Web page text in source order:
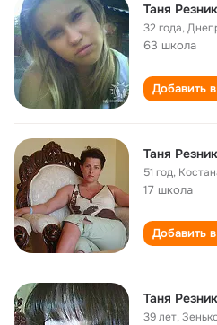
Таня Резник
32 года,
63 школа
Добавить
Таня Резник
51 год,
17 школа
Добавить
Таня Резник
39 лет,